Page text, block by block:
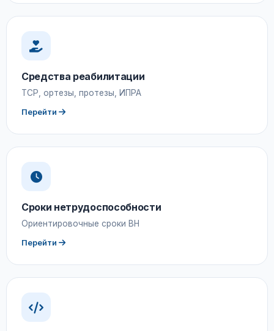
Средства реабилитации
ТСР, ортезы, протезы, ИПРА
Перейти
Сроки нетрудоспособности
Ориентировочные сроки ВН
Перейти